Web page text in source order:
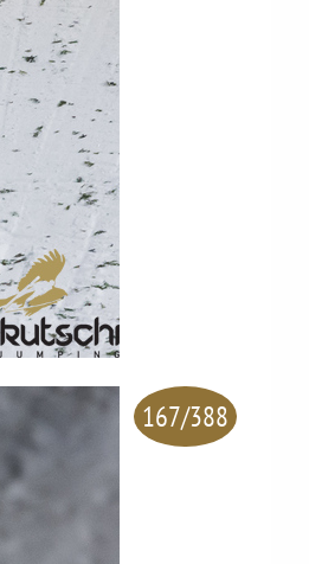
167/388